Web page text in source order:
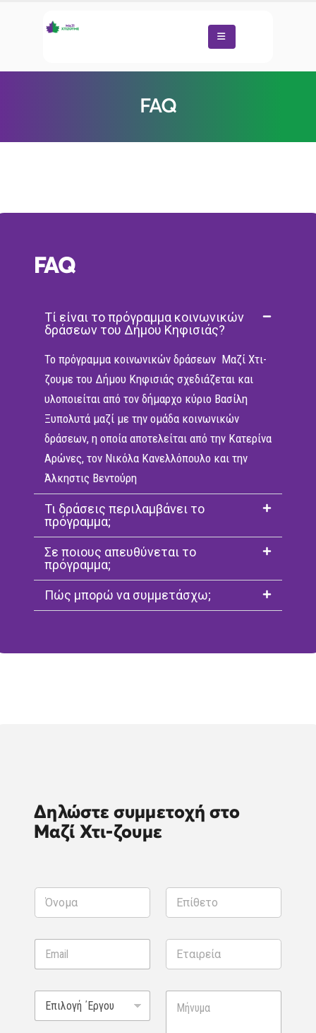
FAQ
FAQ
Τί είναι το πρόγραμμα κοινωνικών
δράσεων του Δήμου Κηφισιάς?
Το πρόγραμμα κοινωνικών δράσεων Μαζί Χτι-
ζουμε του Δήμου Κηφισιάς σχεδιάζεται και
υλοποιείται από τον δήμαρχο κύριο Βασίλη
Ξυπολυτά μαζί με την ομάδα κοινωνικών
δράσεων, η οποία αποτελείται από την Κατερίνα
Αρώνες, τον Νικόλα Κανελλόπουλο και την
Άλκηστις Βεντούρη
Τι δράσεις περιλαμβάνει το
πρόγραμμα;
Σε ποιους απευθύνεται το
πρόγραμμα;
Πώς μπορώ να συμμετάσχω;
Δηλώστε συμμετοχή στο
Μαζί Χτι-ζουμε